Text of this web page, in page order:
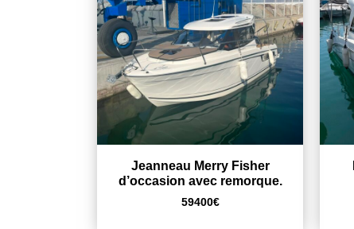
Jeanneau Merry Fisher
d’occasion avec remorque.
59400€